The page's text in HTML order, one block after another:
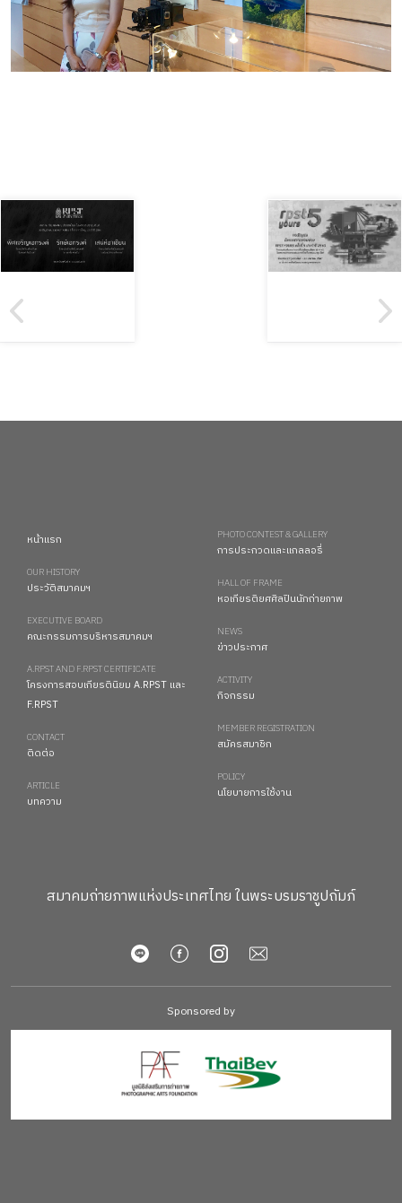
หน้าแรก
OUR HISTORY
ประวัติสมาคมฯ
EXECUTIVE BOARD
คณะกรรมการบริหารสมาคมฯ
A.RPST AND F.RPST CERTIFICATE
โครงการสอบเกียรตินิยม A.RPST และ
F.RPST
CONTACT
ติดต่อ
ARTICLE
บทความ
PHOTO CONTEST & GALLERY
การประกวดและแกลลอรี่
HALL OF FRAME
หอเกียรติยศศิลปินนักถ่ายภาพ
NEWS
ข่าวประกาศ
ACTIVITY
กิจกรรม
MEMBER REGISTRATION
สมัครสมาชิก
POLICY
นโยบายการใช้งาน
สมาคมถ่ายภาพแห่งประเทศไทย ในพระบรมราชูปถัมภ์
Sponsored by